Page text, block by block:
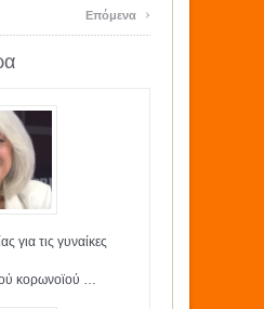
Επόμενα ›
για τις γυναίκες
κορωνοϊού …